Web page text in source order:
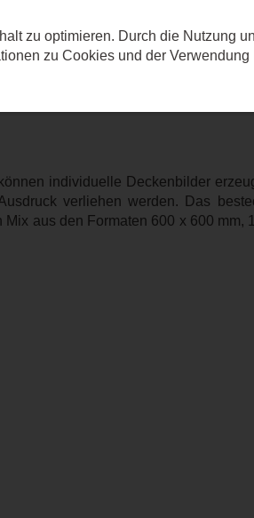
Leistungen
individuelle Deckenbilder
verliehen werden. Das
aus den Formaten 600 x 600 mm,
zu optimieren. Durch die Nutzung
zu Cookies und der Verwendung